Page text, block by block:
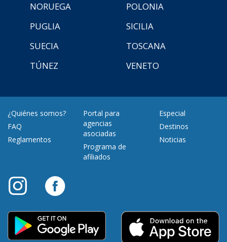
NORUEGA
POLONIA
PUGLIA
SICILIA
SUECIA
TOSCANA
TÚNEZ
VENETO
¿Quiénes somos?
FAQ
Reglamentos
Portal para
agencias
asociadas
Programa de
afiliados
Especial
Destinos
Noticias